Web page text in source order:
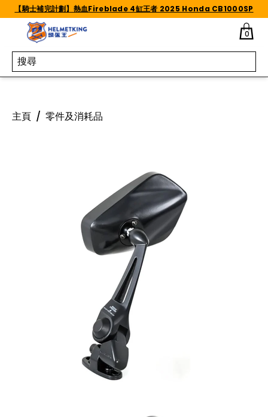
Skip to content
【騎士補完計劃】熱血Fireblade 4缸王者 2025 Honda CB1000SP
0
主頁 / 零件及消耗品